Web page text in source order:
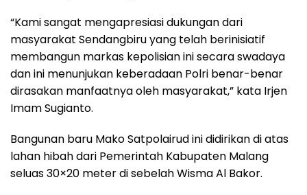
“Kami sangat mengapresiasi dukungan dari
masyarakat Sendangbiru yang telah berinisiatif
membangun markas kepolisian ini secara swadaya
dan ini menunjukan keberadaan Polri benar-benar
dirasakan manfaatnya oleh masyarakat,” kata Irjen
Imam Sugianto.
Bangunan baru Mako Satpolairud ini didirikan di atas
lahan hibah dari Pemerintah Kabupaten Malang
seluas 30×20 meter di sebelah Wisma Al Bakor.